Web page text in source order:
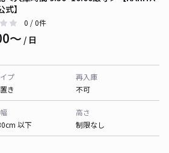
】
0 / 0件
〜 / 日
プ
き
再入庫
不可
以下
高さ
制限なし